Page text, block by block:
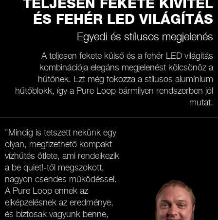
TELJESEN FEKETE KIVITEL
ÉS FEHÉR LED VILÁGÍTÁS
Egyedi és stílusos megjelenés
A teljesen fekete külső és a fehér LED világítás
kombinációja elegáns megjelenést kölcsönöz a
hűtőnek. Ezt még fokozza a stílusos alumínium
hűtőblokk, így a Pure Loop bármilyen rendszerben jól
mutat.
"Mindig is tetszett nekünk egy
olyan, megfizethető kompakt
vízhűtés ötlete, ami rendelkezik
a be quiet!-től megszokott,
nagyon csendes működéssel.
A Pure Loop ennek az
elképzelésnek az eredménye,
és biztosak vagyunk benne,